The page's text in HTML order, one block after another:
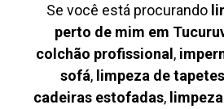
Se você está procurando
perto de mim em
colchão profissional ,
sofá, limpeza de tapetes
cadeiras estofadas,